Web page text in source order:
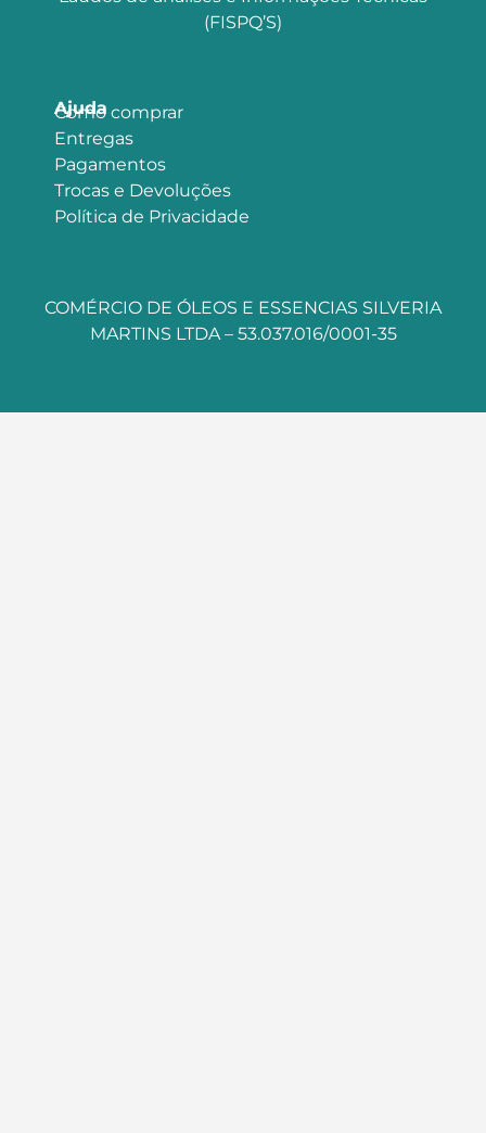
(FISPQ’S)
Ajuda
Como comprar
Entregas
Pagamentos
Trocas e Devoluções
Política de Privacidade
COMÉRCIO DE ÓLEOS E ESSENCIAS SILVERIA
MARTINS LTDA – 53.037.016/0001-35